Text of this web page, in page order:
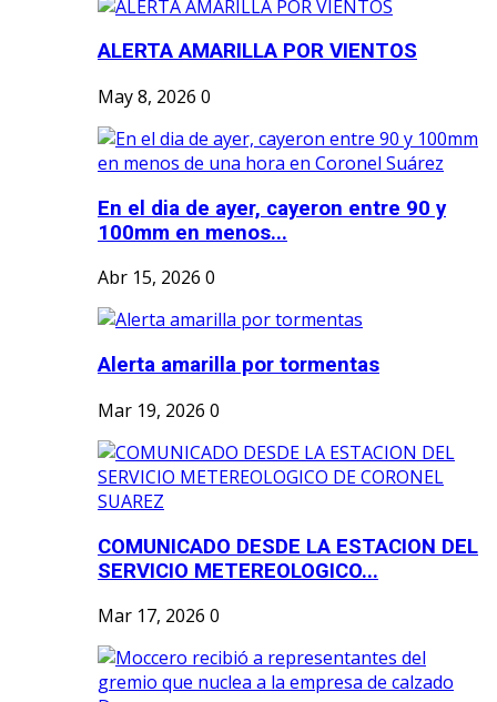
ALERTA AMARILLA POR VIENTOS
May 8, 2026 0
En el dia de ayer, cayeron entre 90 y
100mm en menos...
Abr 15, 2026 0
Alerta amarilla por tormentas
Mar 19, 2026 0
COMUNICADO DESDE LA ESTACION DEL
SERVICIO METEREOLOGICO...
Mar 17, 2026 0